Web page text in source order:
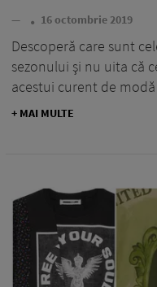
— 16 octombrie 2019
Descoperă care sunt
sezonului şi nu uita că
acestui curent de
+ MAI MULTE